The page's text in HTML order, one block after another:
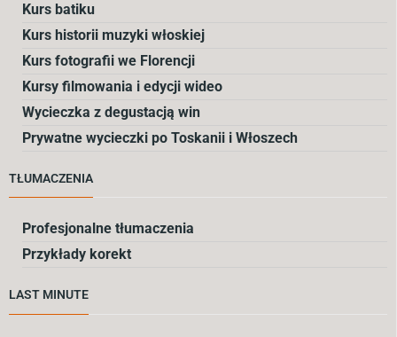
Kurs batiku
Kurs historii muzyki włoskiej
Kurs fotografii we Florencji
Kursy filmowania i edycji wideo
Wycieczka z degustacją win
Prywatne wycieczki po Toskanii i Włoszech
TŁUMACZENIA
Profesjonalne tłumaczenia
Przykłady korekt
LAST MINUTE